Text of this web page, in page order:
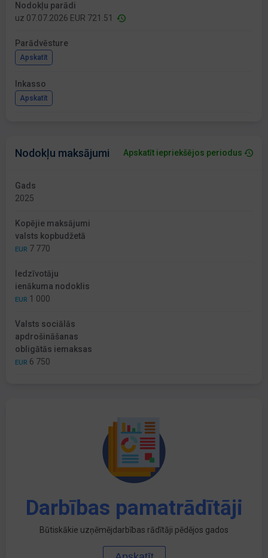
Nodokļu parādi
uz 07.07.2026 EUR 721.51
Parādvēsture
Apskatīt
Inkasso
Apskatīt
Nodokļu maksājumi Apskatīt iepriekšējos periodus
Gads
2025
Kopējie maksājumi
valsts kopbudžetā
EUR 7 770
Iedzīvotāju
ienākuma nodoklis
EUR 1 000
Valsts sociālās
apdrošināšanas
obligātās iemaksas
EUR 6 750
Darbības pamatrādītāji
Būtiskākie uzņēmējdarbības rādītāji pēdējos gados